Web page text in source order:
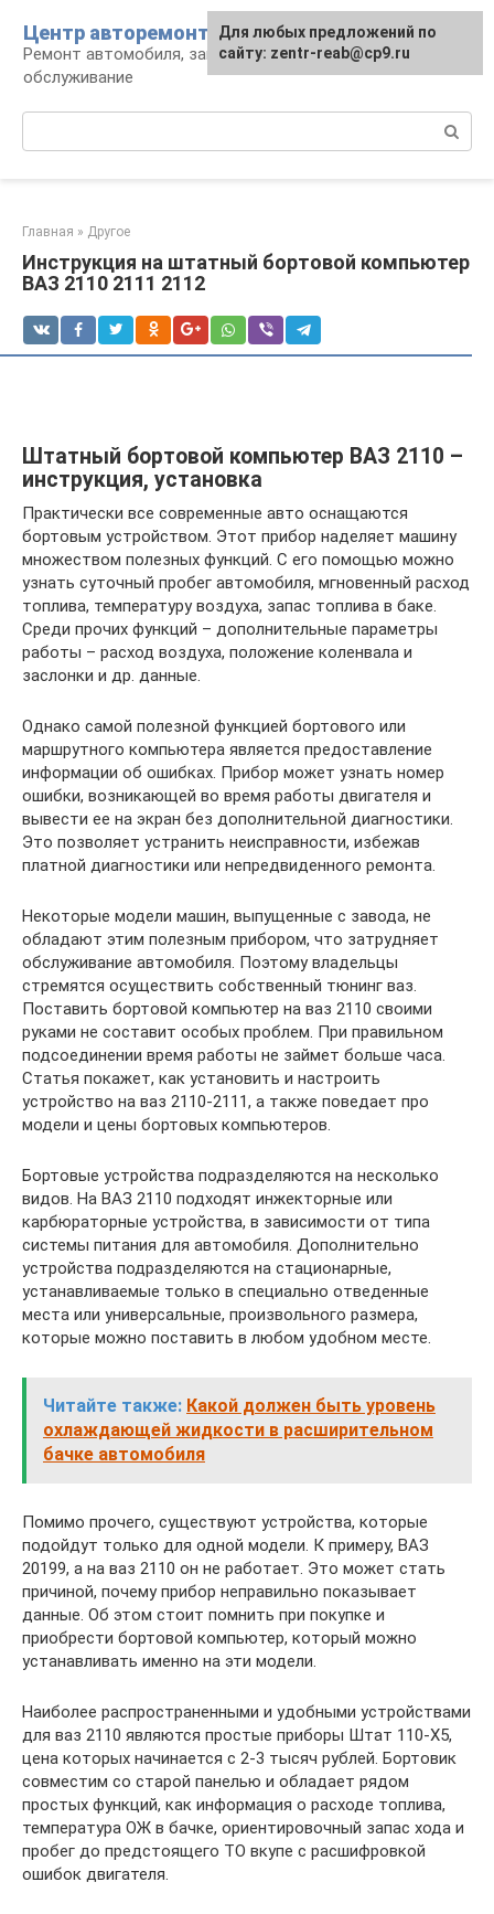
контенту
Центр авторемонта
Ремонт автомобиля, запчасти и
обслуживание
Главная » Другое
Инструкция на штатный бортовой компьютер
ВАЗ 2110 2111 2112
Штатный бортовой компьютер ВАЗ 2110 –
инструкция, установка
Практически все современные авто оснащаются
бортовым устройством. Этот прибор наделяет машину
множеством полезных функций. С его помощью можно
узнать суточный пробег автомобиля, мгновенный расход
топлива, температуру воздуха, запас топлива в баке.
Среди прочих функций – дополнительные параметры
работы – расход воздуха, положение коленвала и
заслонки и др. данные.
Однако самой полезной функцией бортового или
маршрутного компьютера является предоставление
информации об ошибках. Прибор может узнать номер
ошибки, возникающей во время работы двигателя и
вывести ее на экран без дополнительной диагностики.
Это позволяет устранить неисправности, избежав
платной диагностики или непредвиденного ремонта.
Некоторые модели машин, выпущенные с завода, не
обладают этим полезным прибором, что затрудняет
обслуживание автомобиля. Поэтому владельцы
стремятся осуществить собственный тюнинг ваз.
Поставить бортовой компьютер на ваз 2110 своими
руками не составит особых проблем. При правильном
подсоединении время работы не займет больше часа.
Статья покажет, как установить и настроить
устройство на ваз 2110-2111, а также поведает про
модели и цены бортовых компьютеров.
Бортовые устройства подразделяются на несколько
видов. На ВАЗ 2110 подходят инжекторные или
карбюраторные устройства, в зависимости от типа
системы питания для автомобиля. Дополнительно
устройства подразделяются на стационарные,
устанавливаемые только в специально отведенные
места или универсальные, произвольного размера,
которые можно поставить в любом удобном месте.
Читайте также: Какой должен быть уровень
охлаждающей жидкости в расширительном
бачке автомобиля
Помимо прочего, существуют устройства, которые
подойдут только для одной модели. К примеру, ВАЗ
20199, а на ваз 2110 он не работает. Это может стать
причиной, почему прибор неправильно показывает
данные. Об этом стоит помнить при покупке и
приобрести бортовой компьютер, который можно
устанавливать именно на эти модели.
Наиболее распространенными и удобными устройствами
для ваз 2110 являются простые приборы Штат 110-Х5,
цена которых начинается с 2-3 тысяч рублей. Бортовик
совместим со старой панелью и обладает рядом
простых функций, как информация о расходе топлива,
температура ОЖ в бачке, ориентировочный запас хода и
пробег до предстоящего ТО вкупе с расшифровкой
ошибок двигателя.
Для любых предложений по
сайту: zentr-reab@cp9.ru